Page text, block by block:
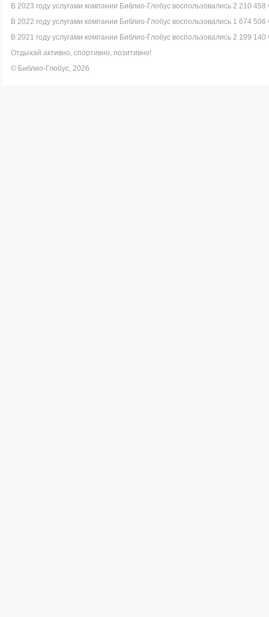
В 2023 году услугами компании Библио-Глобус воспользовались 2 210 458
В 2022 году услугами компании Библио-Глобус воспользовались 1 674 506
В 2021 году услугами компании Библио-Глобус воспользовались 2 199 140
Отдыхай активно, спортивно, позитивно!
© Библио-Глобус, 2026